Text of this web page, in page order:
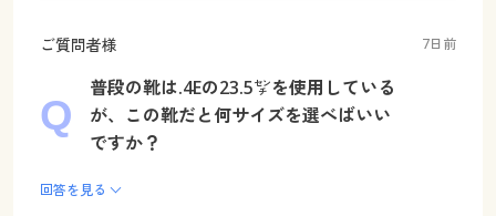
ご質問者様 7日前
普段の靴は.4Eの23.5㌢を使用している
が、この靴だと何サイズを選べばいい
ですか？
回答を見る